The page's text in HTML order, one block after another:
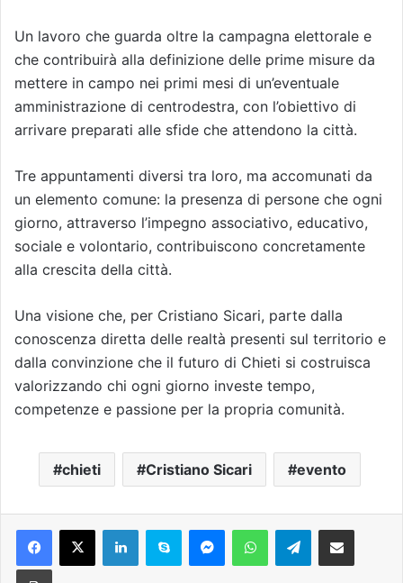
Un lavoro che guarda oltre la campagna elettorale e
che contribuirà alla definizione delle prime misure da
mettere in campo nei primi mesi di un’eventuale
amministrazione di centrodestra, con l’obiettivo di
arrivare preparati alle sfide che attendono la città.
Tre appuntamenti diversi tra loro, ma accomunati da
un elemento comune: la presenza di persone che ogni
giorno, attraverso l’impegno associativo, educativo,
sociale e volontario, contribuiscono concretamente
alla crescita della città.
Una visione che, per Cristiano Sicari, parte dalla
conoscenza diretta delle realtà presenti sul territorio e
dalla convinzione che il futuro di Chieti si costruisca
valorizzando chi ogni giorno investe tempo,
competenze e passione per la propria comunità.
chieti Cristiano Sicari evento
Telegram